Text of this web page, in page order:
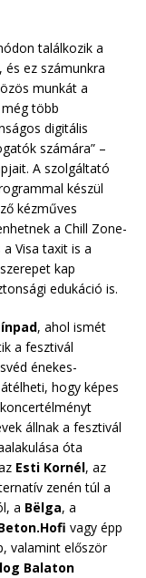
találkozik a
ez számunkra
munkát a
több
digitális
számára” –
A szolgáltató
készül
kézműves
a Chill Zone-
Visa taxit is a
kap
edukáció is.
, ahol ismét
a fesztivál
svéd énekes-
hogy képes
állnak a fesztivál
óta
Esti Kornél, az
zenén túl a
a Bëlga, a
vagy épp
valamint először
Balaton